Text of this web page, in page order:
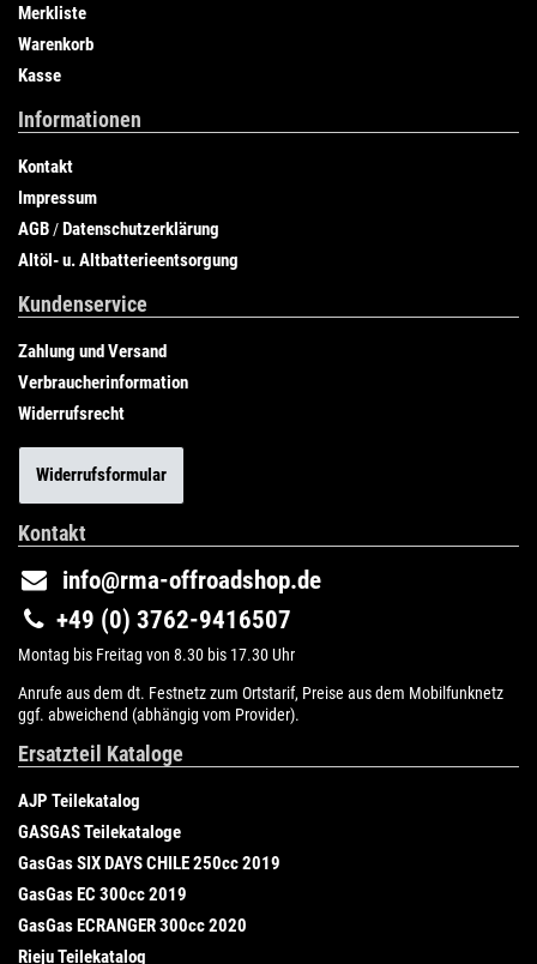
Merkliste
Warenkorb
Kasse
Informationen
Kontakt
Impressum
AGB /Datenschutzerklärung
Altöl- u. Altbatterieentsorgung
Kundenservice
Zahlung und Versand
Verbraucherinformation
Widerrufsrecht
Widerrufsformular
Kontakt
info@rma-offroadshop.de
+49 (0) 3762-9416507
Montag bis Freitag von 8.30 bis 17.30 Uhr
Anrufe aus dem dt. Festnetz zum Ortstarif, Preise aus dem Mobilfunknetz
ggf. abweichend (abhängig vom Provider).
Ersatzteil Kataloge
AJP Teilekatalog
GASGAS Teilekataloge
GasGas SIX DAYS CHILE 250cc 2019
GasGas EC 300cc 2019
GasGas ECRANGER 300cc 2020
Rieju Teilekatalog